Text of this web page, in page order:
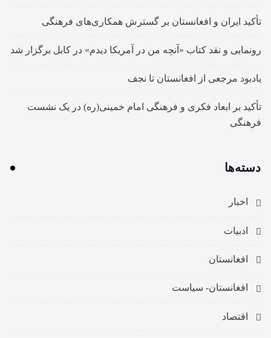
تأکید ایران و افغانستان بر گسترش همکاری‌های فرهنگی
رونمایی و نقد کتاب «آنچه من در آمریکا دیدم» در کابل برگزار شد
یادبود مرجعی از افغانستان تا نجف
تأکید بر ابعاد فکری و فرهنگی امام خمینی(ره) در یک نشست
فرهنگی
دسته‌ها
اخبار
ادبیات
افغانستان
افغانستان- سیاست
اقتصاد